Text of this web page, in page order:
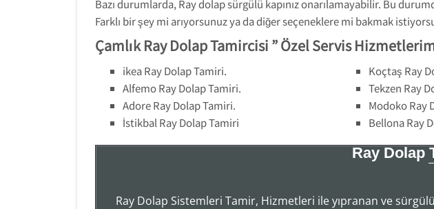
Bazı durumlarda, Ray dolap sürgülü kapınız onarılamayabilir. Bu
Farklı bir şey mi arıyorsunuz ya da diğer seçeneklere mi bakmak
Çamlık Ray Dolap Tamircisi ” Özel Servis
ikea Ray Dolap Tamiri.
Alfemo Ray Dolap Tamiri.
Adore Ray Dolap Tamiri.
İstikbal Ray Dolap Tamiri
Koçtaş Ray
Tekzen Ray
Modoko Ray
Bellona Ray
Ray Dolap
Ray Dolap Sistemleri Tamir, Hizmetleri ile yıpranan veTezcan